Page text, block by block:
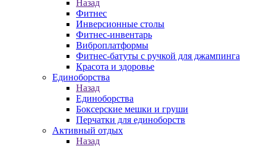
Назад
Фитнес
Инверсионные столы
Фитнес-инвентарь
Виброплатформы
Фитнес-батуты с ручкой для джампинга
Красота и здоровье
Единоборства
Назад
Единоборства
Боксерские мешки и груши
Перчатки для единоборств
Активный отдых
Назад